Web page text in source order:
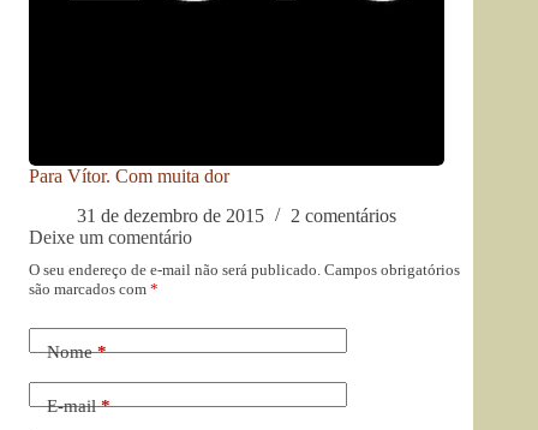
Para Vítor. Com muita dor
31 de dezembro de 2015
2 comentários
Deixe um comentário
O seu endereço de e-mail não será publicado. Campos obrigatórios
são marcados com *
Nome*
E-mail*